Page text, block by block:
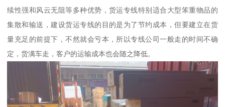
续性强和风云无阻等多种优势，货运专线特别适合大型笨重物品的
集散和输送，建设货运专线的目的是为了节约成本，但要建立在货
量充足的前提下，不然就会亏本，所以专线公司一般走的时间不确
定，货满车走，客户的运输成本也会随之降低。